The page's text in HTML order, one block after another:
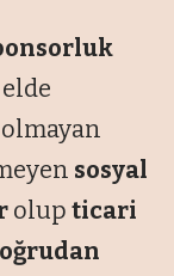
sosyal
olup ticari